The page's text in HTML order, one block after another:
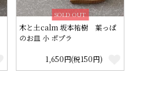
SOLD OUT
木と土calm 坂本祐樹 葉っぱ
のお皿 小 ポプラ
1,650円(税150円)